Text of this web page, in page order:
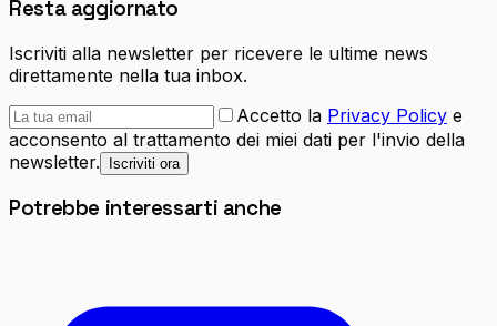
Resta aggiornato
Iscriviti alla newsletter per ricevere le ultime news
direttamente nella tua inbox.
Accetto la Privacy Policy e
acconsento al trattamento dei miei dati per l'invio della
newsletter.
Iscriviti ora
Potrebbe interessarti anche